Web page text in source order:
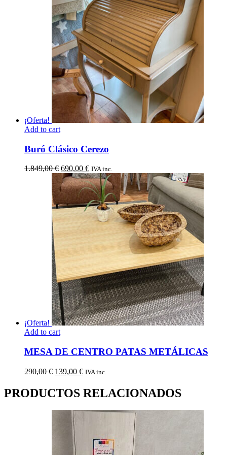
¡Oferta!
Add to cart
Buró Clásico Cerezo
1.849,00€ El
precio
original
era:
1.849,00 €.
690,00 €El
precio
actual
es:
690,00 €.
IVA inc.
¡Oferta!
Add to cart
MESA DE CENTRO PATAS METÁLICAS
290,00€ El
original
era:
139,00 €El
actual
es:
IVA inc.
PRODUCTOS RELACIONADOS